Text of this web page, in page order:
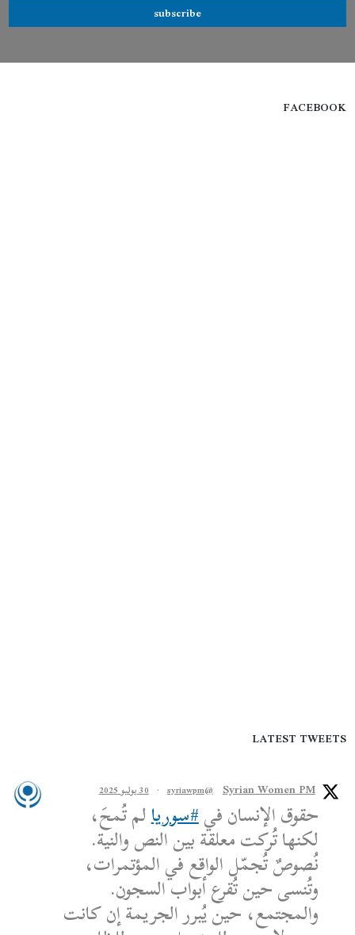
subscribe
FACEBOOK
LATEST TWEETS
Syrian Women PM
@syriawpm
· 30 يوليو 2025
حقوق الإنسان في#سوريالم تُمحَ،
لكنها تُركت معلقة بين النص والنية.
نُصوصٌ تُجمّل الواقع في المؤتمرات،
وتُنسى حين تُقرع أبواب السجون.
والمجتمع، حين يُبرر الجريمة إن كانت